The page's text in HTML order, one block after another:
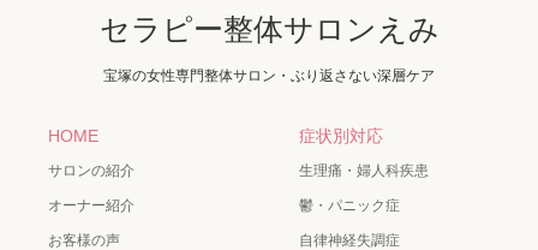
セラピー整体サロンえみ
宝塚の女性専門整体サロン・ぶり返さない深層ケア
HOME
サロンの紹介
オーナー紹介
お客様の声
症状別対応
生理痛・婦人科疾患
鬱・パニック症
自律神経失調症